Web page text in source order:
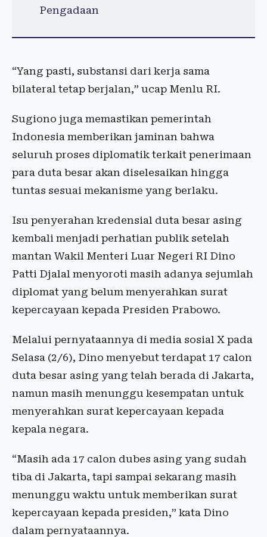
Pengadaan
“Yang pasti, substansi dari kerja sama
bilateral tetap berjalan,” ucap Menlu RI.
Sugiono juga memastikan pemerintah
Indonesia memberikan jaminan bahwa
seluruh proses diplomatik terkait penerimaan
para duta besar akan diselesaikan hingga
tuntas sesuai mekanisme yang berlaku.
Isu penyerahan kredensial duta besar asing
kembali menjadi perhatian publik setelah
mantan Wakil Menteri Luar Negeri RI Dino
Patti Djalal menyoroti masih adanya sejumlah
diplomat yang belum menyerahkan surat
kepercayaan kepada Presiden Prabowo.
Melalui pernyataannya di media sosial X pada
Selasa (2/6), Dino menyebut terdapat 17 calon
duta besar asing yang telah berada di Jakarta,
namun masih menunggu kesempatan untuk
menyerahkan surat kepercayaan kepada
kepala negara.
“Masih ada 17 calon dubes asing yang sudah
tiba di Jakarta, tapi sampai sekarang masih
menunggu waktu untuk memberikan surat
kepercayaan kepada presiden,” kata Dino
dalam pernyataannya.